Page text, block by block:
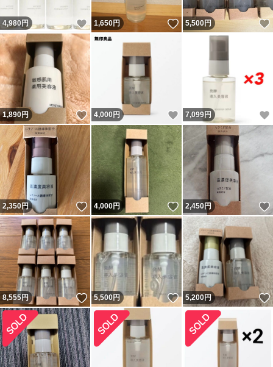
4,980円 いいね！
1,650円 いいね！
5,500円
1,890円 いいね！
4,000 円 いいね！
7,099円
2,350円 いいね！
4,000円 いいね！
2,450円
8,555円 いいね！
5,500円 いいね！
5,200円